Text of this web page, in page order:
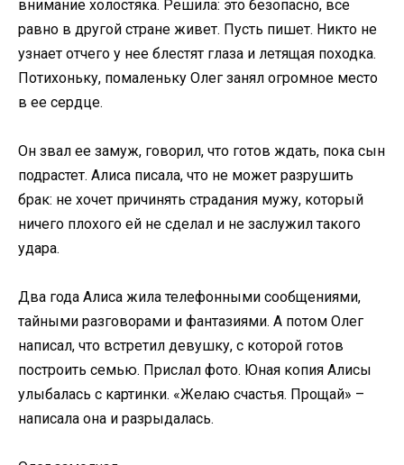
внимание холостяка. Решила: это безопасно, все
равно в другой стране живет. Пусть пишет. Никто не
узнает отчего у нее блестят глаза и летящая походка.
Потихоньку, помаленьку Олег занял огромное место
в ее сердце.
Он звал ее замуж, говорил, что готов ждать, пока сын
подрастет. Алиса писала, что не может разрушить
брак: не хочет причинять страдания мужу, который
ничего плохого ей не сделал и не заслужил такого
удара.
Два года Алиса жила телефонными сообщениями,
тайными разговорами и фантазиями. А потом Олег
написал, что встретил девушку, с которой готов
построить семью. Прислал фото. Юная копия Алисы
улыбалась с картинки. «Желаю счастья. Прощай» –
написала она и разрыдалась.